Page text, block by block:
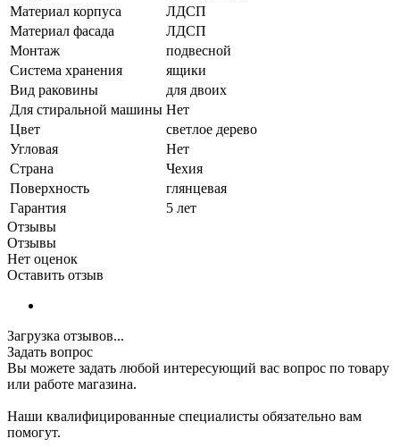
Материал корпуса
ЛДСП
Материал фасада
ЛДСП
Монтаж
подвесной
Система хранения
ящики
Вид раковины
для двоих
Для стиральной машины Нет
Цвет
светлое дерево
Угловая
Нет
Страна
Чехия
Поверхность
глянцевая
Гарантия
5 лет
Отзывы
Отзывы
Нет оценок
Оставить отзыв
Загрузка отзывов...
Задать вопрос
Вы можете задать любой интересующий вас вопрос по товару
или работе магазина.
Наши квалифицированные специалисты обязательно вам
помогут.